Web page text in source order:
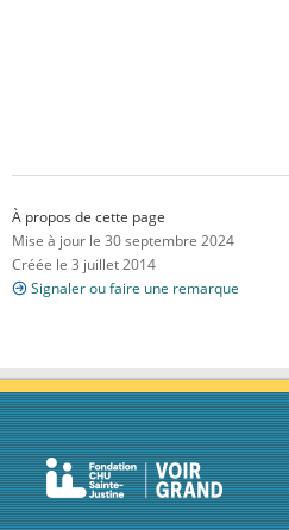
À propos de cette page
Mise à jour le 30 septembre 2024
Créée le 3 juillet 2014
Signaler ou faire une remarque